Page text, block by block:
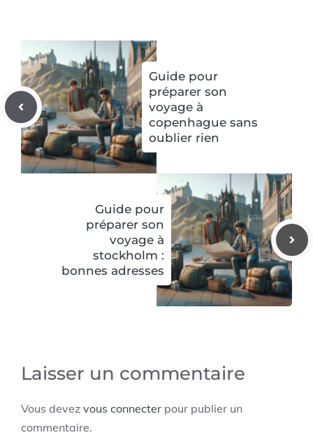
Guide pour
préparer son
voyage à
copenhague sans
oublier rien
Guide pour
préparer son
voyage à
stockholm :
bonnes adresses
Laisser un commentaire
Vous devez vous connecter pour publier un
commentaire.